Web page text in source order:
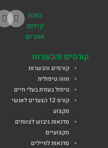
כוונת
קידום
אתרים
קורסים והכשרות
קורסים והכשרות
חווה טיפולית
טיפול בעזרת בעלי חיים
קורס 12 הצעדים לאנשי
מקצוע
סדנאות גיבוש לצוותים
מקצועיים
סדנאות לחיילים